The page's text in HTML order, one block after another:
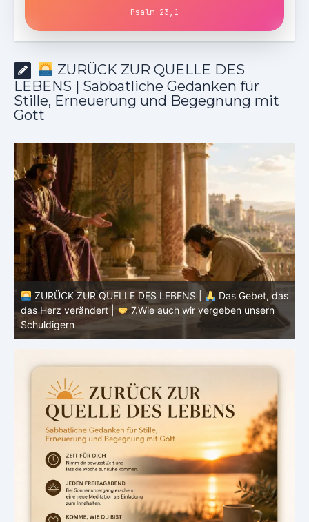
Psalm 23,1
ZURÜCK ZUR QUELLE DES
LEBENS | Sabbatliche Gedanken für
Stille, Erneuerung und Begegnung mit
Gott
ZURÜCK ZUR QUELLE DES LEBENS |
Das Gebet, das
das Herz verändert |
7.Wie auch wir vergeben unsern
Schuldigern